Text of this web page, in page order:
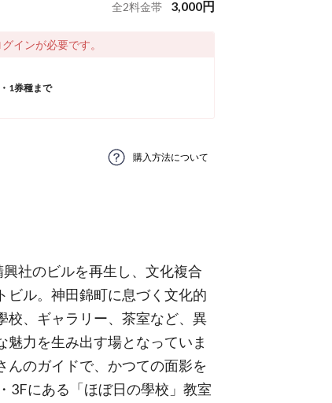
全2料金帯 3,000円
インが必要です。
1券種まで
購入方法について
社のビルを再生し、文化複合
ビル。神田錦町に息づく文化的
校、ギャラリー、茶室など、異
力を生み出す場となっていま
んのガイドで、かつての面影を
3Fにある「ほぼ日の學校」教室